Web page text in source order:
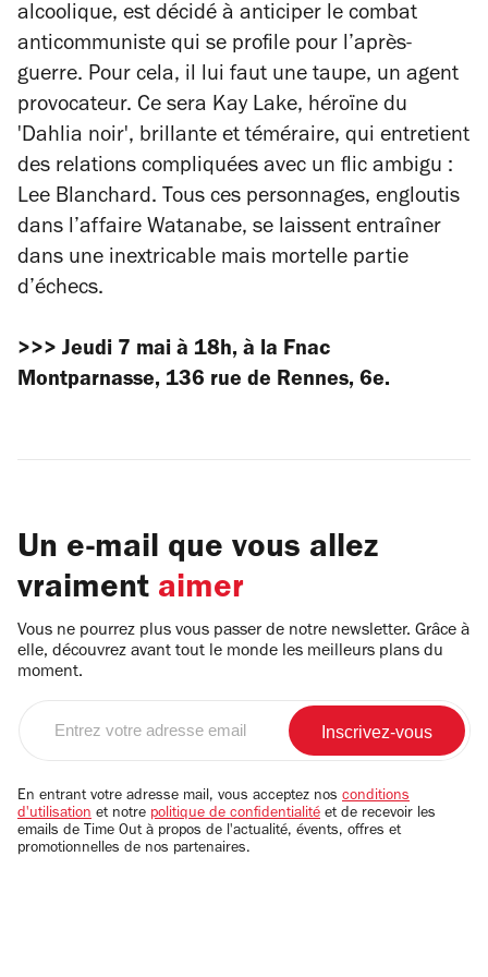
alcoolique, est décidé à anticiper le combat
anticommuniste qui se profile pour l’après-
guerre. Pour cela, il lui faut une taupe, un agent
provocateur. Ce sera Kay Lake, héroïne du
'Dahlia noir', brillante et téméraire, qui entretient
des relations compliquées avec un flic ambigu :
Lee Blanchard. Tous ces personnages, engloutis
dans l’affaire Watanabe, se laissent entraîner
dans une inextricable mais mortelle partie
d’échecs.
>>> Jeudi 7 mai à 18h, à la Fnac
Montparnasse, 136 rue de Rennes, 6e.
Un e-mail que vous allez
vraiment aimer
Vous ne pourrez plus vous passer de notre newsletter. Grâce à
elle, découvrez avant tout le monde les meilleurs plans du
moment.
email
En entrant votre adresse mail, vous acceptez nos conditions
d'utilisation et notre politique de confidentialité et de recevoir les
emails de Time Out à propos de l'actualité, évents, offres et
promotionnelles de nos partenaires.